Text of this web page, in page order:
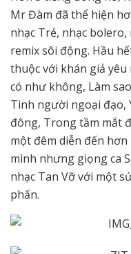
Mr Đàm đã thể hiện
nhạc Trẻ, nhạc bolero,
remix sôi động. Hầu
thuộc với khán giả
có như không, Làm
Tình người ngoại đạo,
đông, Trong tầm mắt
một đêm diễn đến
mình nhưng giọng ca
nhạc Tan Vỡ với một
phấn.